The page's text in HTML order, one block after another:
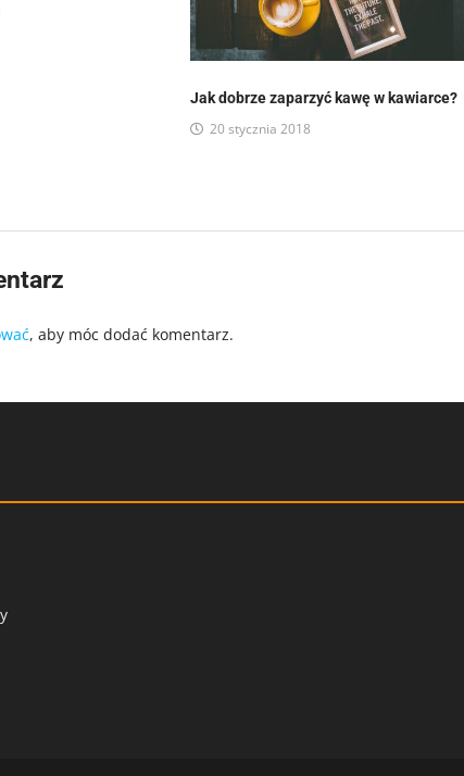
Jak dobrze zaparzyć kawę w kawiarce?
20 stycznia 2018
, aby móc dodać komentarz.